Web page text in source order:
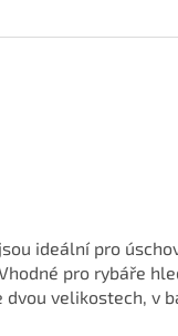
ideální pro
pro rybáře
velikostech, v